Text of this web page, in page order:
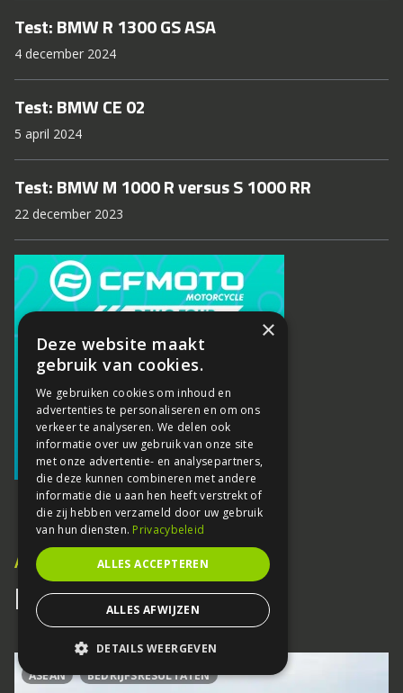
Test: BMW R 1300 GS ASA
4 december 2024
Test: BMW CE 02
5 april 2024
Test: BMW M 1000 R versus S 1000 RR
22 december 2023
ARTICLES
Recent Articles
ASEAN BEDRIJFSRESULTATEN
×
Deze website maakt
gebruik van cookies.
We gebruiken cookies om inhoud en
advertenties te personaliseren en om ons
verkeer te analyseren. We delen ook
informatie over uw gebruik van onze site
met onze advertentie- en analysepartners,
die deze kunnen combineren met andere
informatie die u aan hen heeft verstrekt of
die zij hebben verzameld door uw gebruik
van hun diensten. Privacybeleid
ALLES ACCEPTEREN
ALLES AFWIJZEN
DETAILS WEERGEVEN
STRIKT NOODZAKELIJK